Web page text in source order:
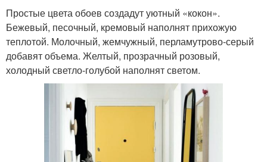
Простые цвета обоев создадут уютный «кокон».
Бежевый, песочный, кремовый наполнят прихожую
теплотой. Молочный, жемчужный, перламутрово-серый
добавят объема. Желтый, прозрачный розовый,
холодный светло-голубой наполнят светом.